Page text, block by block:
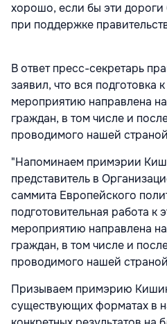
хорошо, если бы эти
при поддержке
В ответ пресс-секретарь
заявил, что вся
мероприятию направлена
граждан, в том числе и
проводимого нашей
"Напоминаем примэрии
представитель в
саммита Европейского
подготовительная работа
мероприятию направлена
граждан, в том числе и
проводимого нашей
Призываем примэрию
существующих форматах в